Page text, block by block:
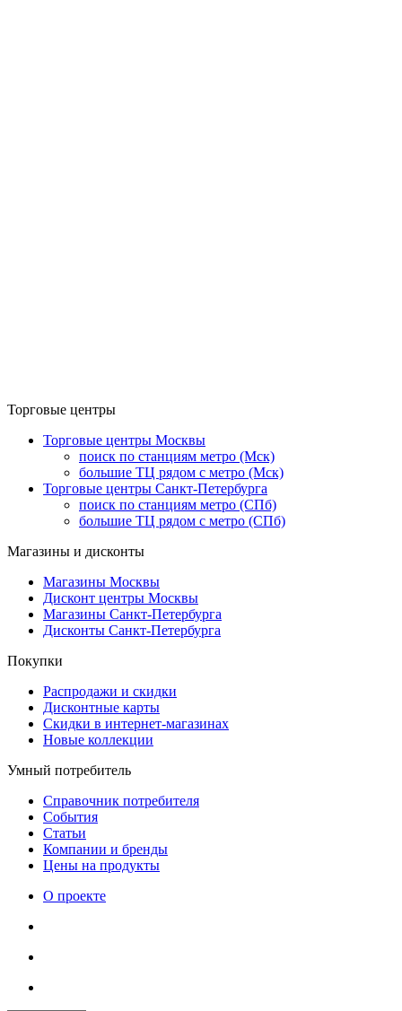
Торговые центры
Торговые центры Москвы
поиск по станциям метро (Мск)
большие ТЦ рядом с метро (Мск)
Торговые центры Санкт-Петербурга
поиск по станциям метро (СПб)
большие ТЦ рядом с метро (СПб)
Магазины и дисконты
Магазины Москвы
Дисконт центры Москвы
Магазины Санкт-Петербурга
Дисконты Санкт-Петербурга
Покупки
Распродажи и скидки
Дисконтные карты
Скидки в интернет-магазинах
Новые коллекции
Умный потребитель
Справочник потребителя
События
Статьи
Компании и бренды
Цены на продукты
О проекте